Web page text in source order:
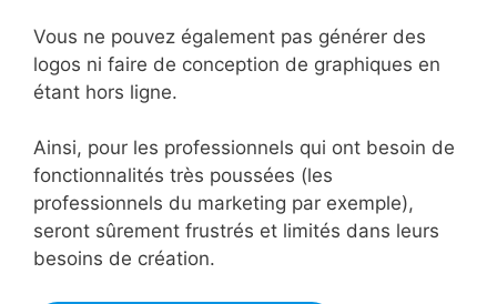
Vous ne pouvez également pas générer des
logos ni faire de conception de graphiques en
étant hors ligne.
Ainsi, pour les professionnels qui ont besoin de
fonctionnalités très poussées (les
professionnels du marketing par exemple),
seront sûrement frustrés et limités dans leurs
besoins de création.